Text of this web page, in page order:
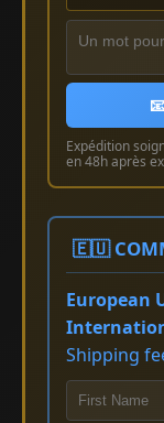
Expédition
en 48h après
🇪🇺
European
Shipping